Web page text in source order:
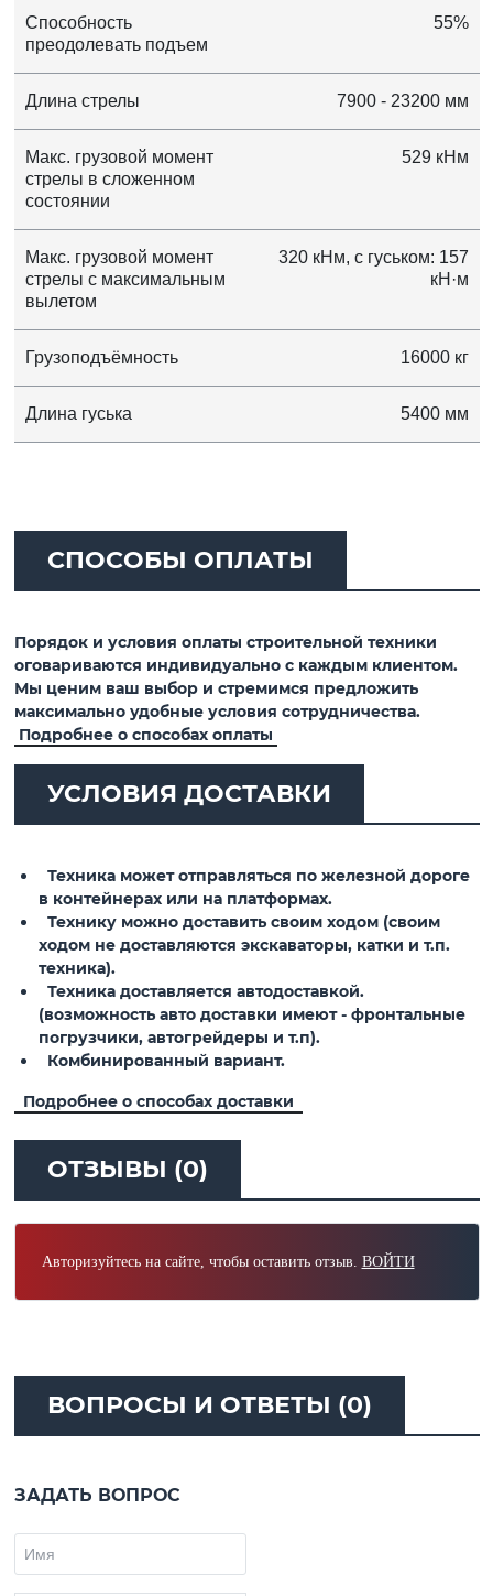
Способность
преодолевать подъем
55%
Длина стрелы 7900 - 23200 мм
Макс. грузовой момент
стрелы в сложенном
состоянии
529 кНм
Макс. грузовой момент
стрелы с максимальным
вылетом
320 кНм, с гуськом: 157
кН·м
Грузоподъёмность 16000 кг
Длина гуська 5400 мм
СПОСОБЫ ОПЛАТЫ
Порядок и условия оплаты строительной техники
оговариваются индивидуально с каждым клиентом.
Мы ценим ваш выбор и стремимся предложить
максимально удобные условия сотрудничества.
Подробнее о способах оплаты
УСЛОВИЯ ДОСТАВКИ
Техника может отправляться по железной дороге
в контейнерах или на платформах.
Технику можно доставить своим ходом (своим
ходом не доставляются экскаваторы, катки и т.п.
техника).
Техника доставляется автодоставкой.
(возможность авто доставки имеют - фронтальные
погрузчики, автогрейдеры и т.п).
Комбинированный вариант.
Подробнее о способах доставки
ОТЗЫВЫ (0)
Авторизуйтесь на сайте, чтобы оставить отзыв. ВОЙТИ
ВОПРОСЫ И ОТВЕТЫ (0)
ЗАДАТЬ ВОПРОС